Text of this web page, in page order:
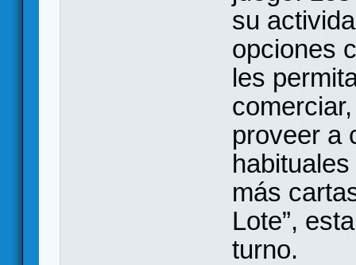
su
opciones
les
proveer a
más
Lote”,
turno.